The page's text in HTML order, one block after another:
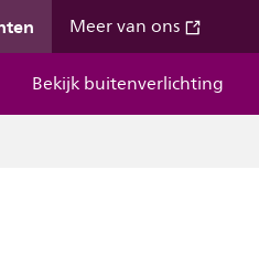
Meer van ons
Bekijk buitenverlichting